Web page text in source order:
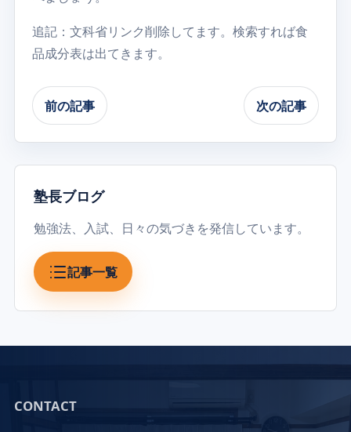
追記：文科省リンク削除してます。検索すれば食
品成分表は出てきます。
前の記事 次の記事
塾長ブログ
勉強法、入試、日々の気づきを発信しています。
記事一覧
CONTACT